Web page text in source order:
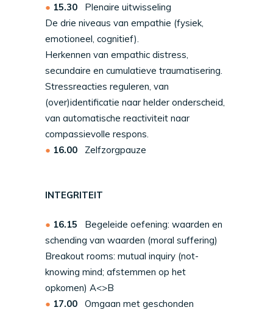
15.30 Plenaire uitwisseling
De drie niveaus van empathie (fysiek,
emotioneel, cognitief).
Herkennen van empathic distress,
secundaire en cumulatieve traumatisering.
Stressreacties reguleren, van
(over)identificatie naar helder onderscheid,
van automatische reactiviteit naar
compassievolle respons.
16.00 Zelfzorgpauze
INTEGRITEIT
16.15 Begeleide oefening: waarden en
schending van waarden (moral suffering)
Breakout rooms: mutual inquiry (not-
knowing mind; afstemmen op het
opkomen) A<>B
17.00 Omgaan met geschonden